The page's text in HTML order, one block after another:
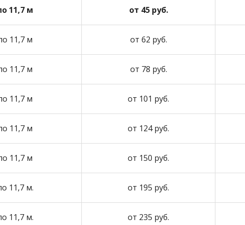
11,7 м от 45 руб.
11,7 м от 62 руб.
11,7 м от 78 руб.
11,7 м от 101 руб.
11,7 м от 124 руб.
11,7 м от 150 руб.
11,7 м. от 195 руб.
11,7 м. от 235 руб.